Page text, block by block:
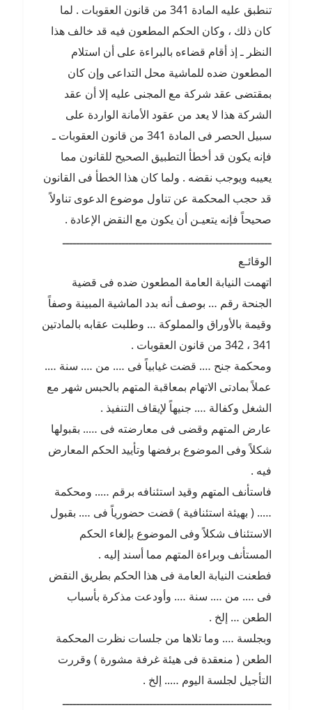
تنطبق عليه المادة 341 من قانون العقوبات . لما
كان ذلك ، وكان الحكم المطعون فيه قد خالف هذا
النظر ـ إذ أقام قضاءه بالبراءة على أن استلام
المطعون ضده للماشية محل التداعى وإن كان
بمقتضى عقد شركة مع المجنى عليه إلا أن عقد
الشركة هذا لا يعد من عقود الأمانة الواردة على
سبيل الحصر فى المادة 341 من قانون العقوبات ـ
فإنه يكون قد أخطأ التطبيق الصحيح للقانون مما
يعيبه ويوجب نقضه . ولما كان هذا الخطأ فى القانون
قد حجب المحكمة عن تناول موضوع الدعوى تناولاً
صحيحاً فإنه يتعيـن أن يكون مع النقض الإعادة .
ــــــــــــــــــــــــــــــــــــــــــــــــــــــــــــ
الوقائـع
اتهمت النيابة العامة المطعون ضده فى قضية
الجنحة رقم … بوصف أنه بدد الماشية المبينة وصفاً
وقيمة بالأوراق والمملوكة … وطلبت عقابه بالمادتين
341 ، 342 من قانون العقوبات .
ومحكمة جنح …. قضت غيابياً فى …. من …. سنة ….
عملاً بمادتى الاتهام بمعاقبة المتهم بالحبس شهر مع
الشغل وكفالة …. جنيهاً لإيقاف التنفيذ .
عارض المتهم وقضى فى معارضته فى ….. بقبولها
شكلاً وفى الموضوع برفضها وتأييد الحكم المعارض
فيه .
فاستأنف المتهم وقيد استئنافه برقم ….. ومحكمة
….. ( بهيئة استئنافية ) قضت حضورياً فى …. بقبول
الاستئناف شكلاً وفى الموضوع بإلغاء الحكم
المستأنف وبراءة المتهم مما أسند إليه .
فطعنت النيابة العامة فى هذا الحكم بطريق النقض
فى …. من …. سنة …. وأودعت مذكرة بأسباب
الطعن … إلخ .
وبجلسة …. وما تلاها من جلسات نظرت المحكمة
الطعن ( منعقدة فى هيئة غرفة مشورة ) وقررت
التأجيل لجلسة اليوم ….. إلخ .
ــــــــــــــــــــــــــــــــــــــــــــــــــــــــــــ